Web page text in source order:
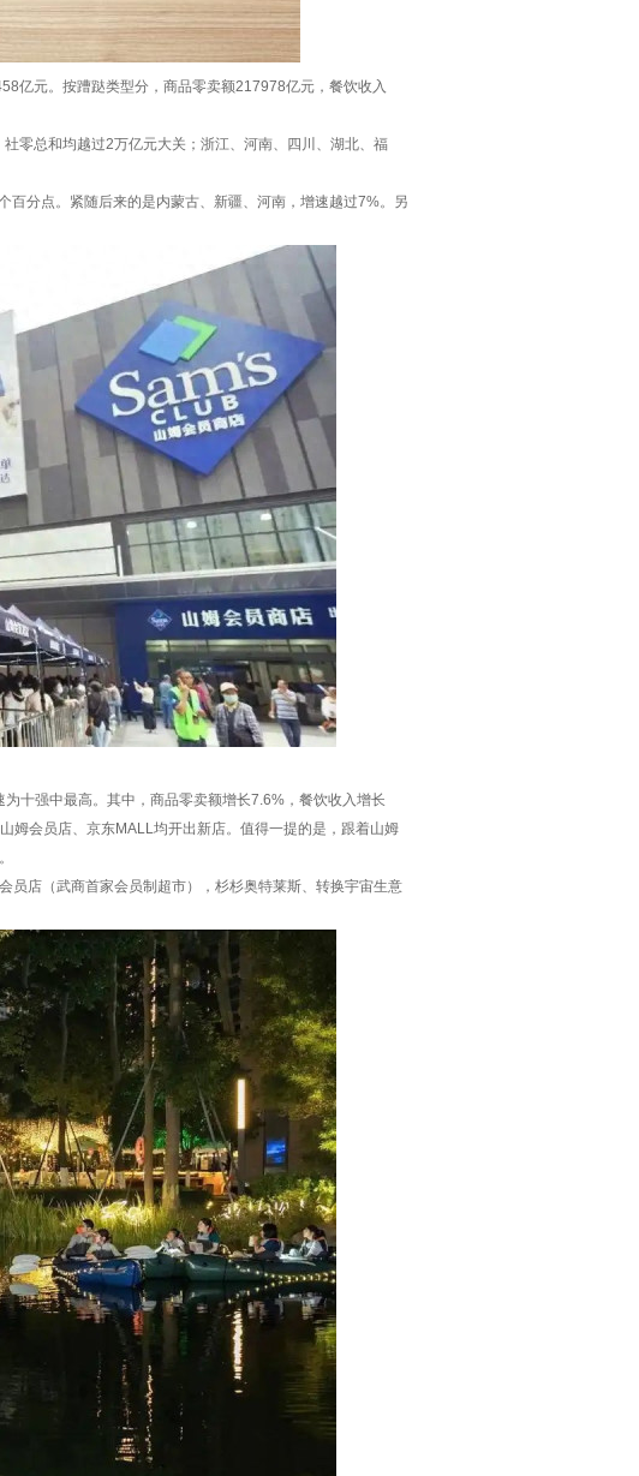
亿元。按蹧跶类型分，商品零卖额217978亿元，餐饮收入
零总和均越过2万亿元大关；浙江、河南、四川、湖北、福
分点。紧随后来的是内蒙古、新疆、河南，增速越过7%。另
十强中最高。其中，商品零卖额增长7.6%，餐饮收入增长
姆会员店、京东MALL均开出新店。值得一提的是，跟着山姆
员店（武商首家会员制超市），杉杉奥特莱斯、转换宇宙生意